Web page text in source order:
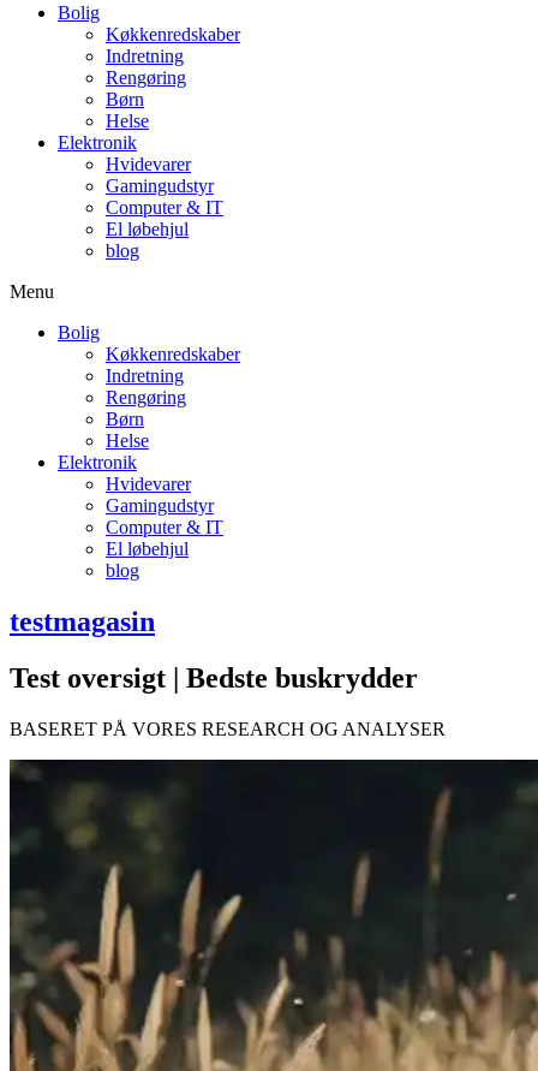
Bolig
Køkkenredskaber
Indretning
Rengøring
Børn
Helse
Elektronik
Hvidevarer
Gamingudstyr
Computer & IT
El løbehjul
blog
Menu
Bolig
Køkkenredskaber
Indretning
Rengøring
Børn
Helse
Elektronik
Hvidevarer
Gamingudstyr
Computer & IT
El løbehjul
blog
testmagasin
Test oversigt | Bedste buskrydder
BASERET PÅ VORES RESEARCH OG ANALYSER